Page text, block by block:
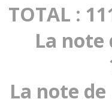
TOTAL :
La note
La note